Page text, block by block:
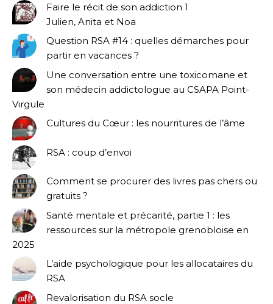
Faire le récit de son addiction 1
Julien, Anita et Noa
Question RSA #14 : quelles démarches pour
partir en vacances ?
Une conversation entre une toxicomane et
son médecin addictologue au CSAPA Point-
Virgule
Cultures du Cœur : les nourritures de l’âme
RSA : coup d’envoi
Comment se procurer des livres pas chers ou
gratuits ?
Santé mentale et précarité, partie 1 : les
ressources sur la métropole grenobloise en
2025
L’aide psychologique pour les allocataires du
RSA
Revalorisation du RSA socle